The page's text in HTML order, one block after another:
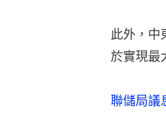
此外，中
於實現最
聯儲局議